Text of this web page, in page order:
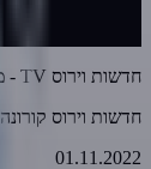
חדשות וירוס TV - מהדורה 589 • ה'גרטהפוביה' של 'חרטא-גרטה'! - חלק א' • 01-11-2022
חדשות וירוס קורונה TV
01.11.2022